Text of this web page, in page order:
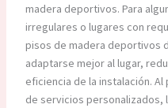
madera deportivos. Para
irregulares o lugares con
pisos de madera deportivos
adaptarse mejor al lugar,
eficiencia de la instalación.
de servicios